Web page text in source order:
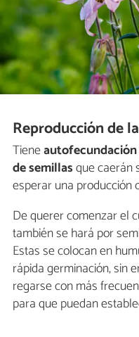
Reproducción de
Tiene
de semillasque caerán
esperar una producción
De querer comenzar el
también se hará por
Estas se colocan en
rápida germinación, sin
regarse con más
para que puedan